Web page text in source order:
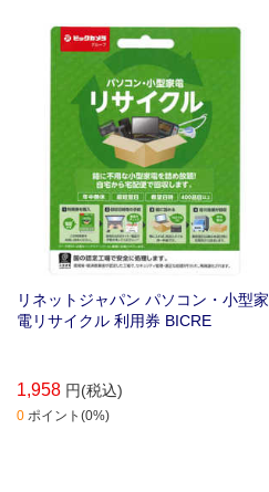
ュリティ管理･適正な処理が行われ､
再資源化されます｡年中無休｡自宅か
ら宅配便で回収します｡
リネットジャパン パソコン・小型家
電リサイクル 利用券 BICRE
1,958 円(税込)
0 ポイント(0%)